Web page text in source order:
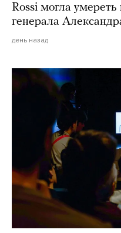
Rossi могла умереть
генерала
день назад